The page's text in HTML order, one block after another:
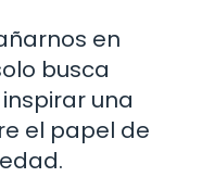
en
busca
una
el papel de